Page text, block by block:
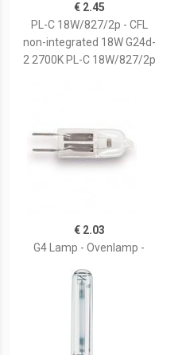
€ 2.45
PL-C 18W/827/2p - CFL
non-integrated 18W G24d-
2 2700K PL-C 18W/827/2p
€ 2.03
G4 Lamp - Ovenlamp -